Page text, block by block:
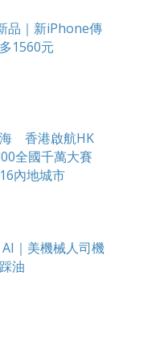
品｜新iPhone傳
1560元
香港啟航HK
全國千萬大賽
內地城市
｜美機械人司機
油